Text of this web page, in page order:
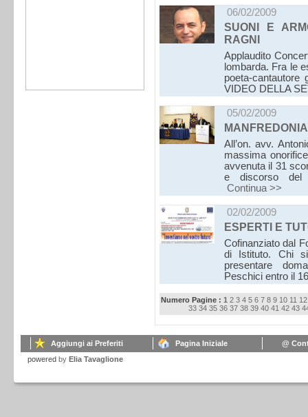
06/02/2009
SUONI E
RAGNI
Applaudito
lombarda. Fra le
poeta-cantautore
VIDEO DELLA
05/02/2009
All’on. avv.
massima
avvenuta il 31
e discorso del
Continua >>
02/02/2009
ESPERTI E
Cofinanziato dal
di Istituto. Chi
presentare
Peschici entro il
Numero Pagine : 1 2 3 4 5 6 7 8 9 10 11 12
33 34 35 36 37 38 39 40 41 42 43
Aggiungi ai Preferiti Pagina Iniziale
@
powered by Elia Tavaglione